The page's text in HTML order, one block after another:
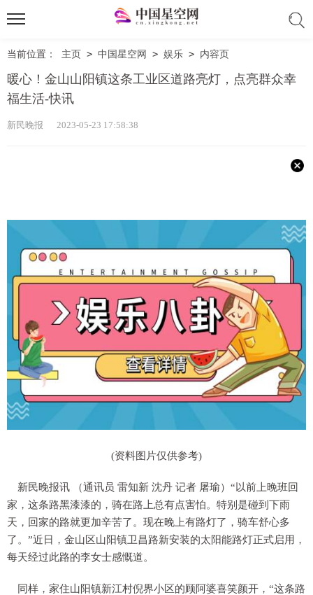
当前位置： 主页 > 中国星空网 > 娱乐 > 内容页
暖心！金山山阳镇这条工业区道路亮灯，点亮群众幸
福生活-快讯
新民晚报 2023-05-23 17:58:38
(资料图片仅供参考)
新民晚报讯 （通讯员 雷知新 沈丹 记者 屠瑜）“以前上晚班回
家，这条路黑漆漆的，骑在路上总有点害怕。特别是碰到下雨
天，回家的路就更加辛苦了。现在晚上有路灯了，骑车舒心多
了。”近日，金山区山阳镇卫昌路新安装的太阳能路灯正式启用，
每天经过此路的李女士感慨道。
同样，家住山阳镇新江村倪界小区的顾阿婆喜笑颜开，“这条路